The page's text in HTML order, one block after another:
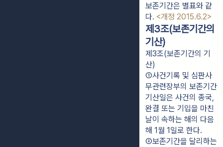
보존기간은 별표와 같
다. <개정 2015.6.2>
제3조(보존기간의
기산)
제3조(보존기간의 기
산)
①사건기록 및 심판사
무관련장부의 보존기간
기산일은 사건의 종국,
완결 또는 기입을 마친
날이 속하는 해의 다음
해 1월 1일로 한다.
②보존기간을 달리하는